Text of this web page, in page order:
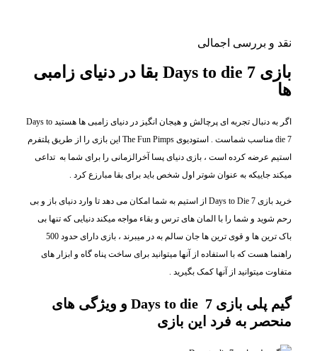
نقد و بررسی اجمالی
بازی 7 Days to die بقا در دنیای زامبی
ها
اگر به دنبال تجربه ای پرچالش و هیجان انگیز در دنیای زامبی ها هستید Days to
die 7 مناسب شماست . استودیوی The Fun Pimps این بازی را از طریق پلتفرم
استیم عرضه کرده است ، بازی دنیای پسا آخرالزمانی را برای شما به تداعی
میکند جاییکه به عنوان شوتر اول شخص باید برای بقا مبارزع کرد .
خرید بازی 7 Days to Die از استیم به شما امکان می دهد تا وارد دنیای باز و بی
رحم شوید و شما را با المان های ترس و بقاء مواجه میکند دنیایی که تنها بی
باک ترین ها و قوی ترین ها جان سالم به در میبرند ، بازی دارای حدود 500
راهنما هست که با استفاده از آنها میتوانید برای ساخت پناه گاه و ابزار های
متفاوت میتوانید از آنها کمک بگیرید .
گیم پلی بازی Days to die 7 و ویژگی های
منحصر به فرد این بازی